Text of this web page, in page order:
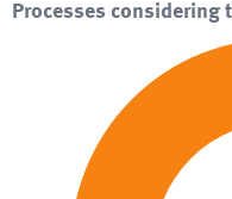
Processes considering